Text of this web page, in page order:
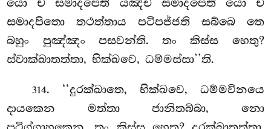
යො ච සමාදපෙති යඤ්ච සමාදපෙති යො ච
සමාදපිතො තථත්තාය පටිපජ්ජති සබ්බෙ තෙ
බහුං පුඤ්ඤං පසවන්ති. තං කිස්ස හෙතු?
ස්වාක්ඛාතත්තා, භික්ඛවෙ, ධම්මස්සා’’ති.
314. ‘‘දුරක්ඛාතෙ, භික්ඛවෙ, ධම්මවිනයෙ
දායකෙන මත්තා ජානිතබ්බා, නො